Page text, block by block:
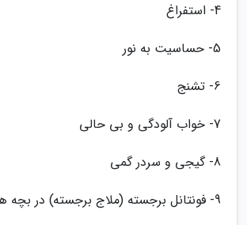
4- استفراغ
5- حساسیت به نور
6- تشنج
7- خواب آلودگی و بی حالی
8- گیجی و سردر گمی
9- فونتانل برجسته (ملاج برجسته) در بچه ها